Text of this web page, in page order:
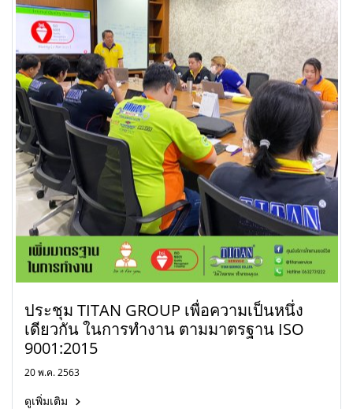
ประชุม TITAN GROUP เพื่อความเป็นหนึ่ง
เดียวกัน ในการทำงาน ตามมาตรฐาน ISO
9001:2015
20 พ.ค. 2563
ดูเพิ่มเติม